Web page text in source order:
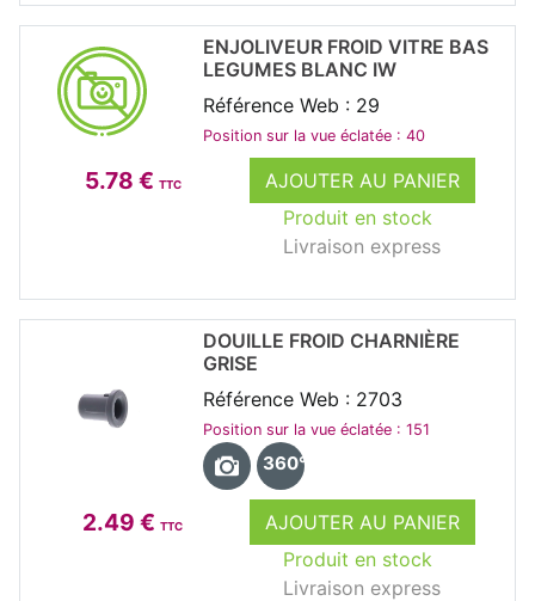
5.78 € TTC
AJOUTER AU PANIER
Produit en stock
Livraison express
ENJOLIVEUR FROID VITRE BAS
LEGUMES BLANC IW
Référence Web : 29
Position sur la vue éclatée : 40
2.49 € TTC
AJOUTER AU PANIER
Produit en stock
Livraison express
DOUILLE FROID CHARNIÈRE
GRISE
Référence Web : 2703
Position sur la vue éclatée : 151
360°